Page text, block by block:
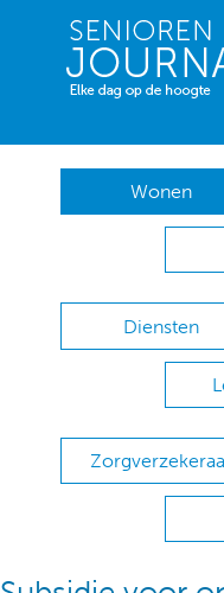
Wonen
Diensten